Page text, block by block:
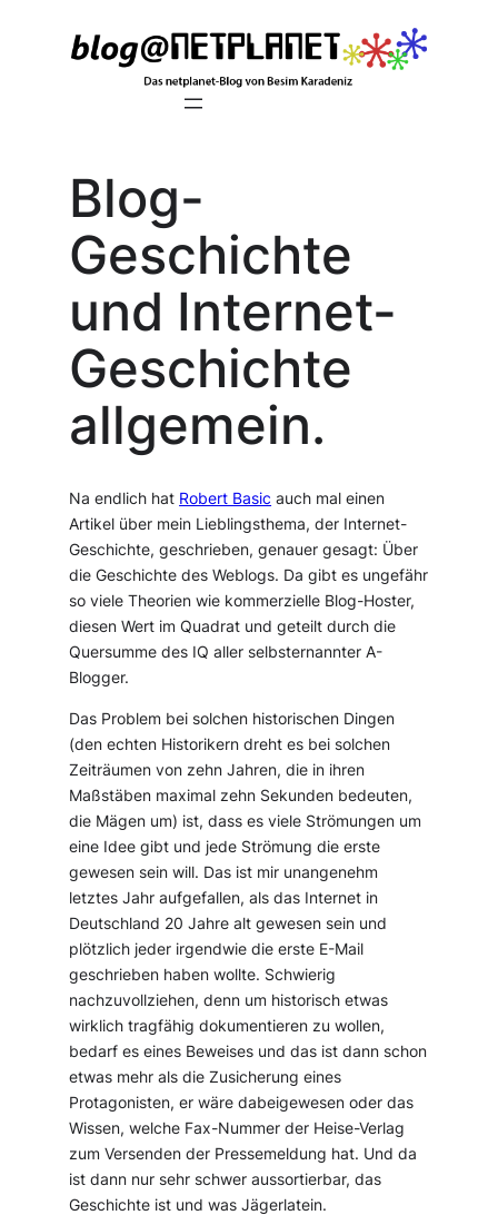
Blog-
Geschichte
und Internet-
Geschichte
allgemein.
Na endlich hat Robert Basic auch mal einen
Artikel über mein Lieblingsthema, der Internet-
Geschichte, geschrieben, genauer gesagt: Über
die Geschichte des Weblogs. Da gibt es ungefähr
so viele Theorien wie kommerzielle Blog-Hoster,
diesen Wert im Quadrat und geteilt durch die
Quersumme des IQ aller selbsternannter A-
Blogger.
Das Problem bei solchen historischen Dingen
(den echten Historikern dreht es bei solchen
Zeiträumen von zehn Jahren, die in ihren
Maßstäben maximal zehn Sekunden bedeuten,
die Mägen um) ist, dass es viele Strömungen um
eine Idee gibt und jede Strömung die erste
gewesen sein will. Das ist mir unangenehm
letztes Jahr aufgefallen, als das Internet in
Deutschland 20 Jahre alt gewesen sein und
plötzlich jeder irgendwie die erste E-Mail
geschrieben haben wollte. Schwierig
nachzuvollziehen, denn um historisch etwas
wirklich tragfähig dokumentieren zu wollen,
bedarf es eines Beweises und das ist dann schon
etwas mehr als die Zusicherung eines
Protagonisten, er wäre dabeigewesen oder das
Wissen, welche Fax-Nummer der Heise-Verlag
zum Versenden der Pressemeldung hat. Und da
ist dann nur sehr schwer aussortierbar, das
Geschichte ist und was Jägerlatein.